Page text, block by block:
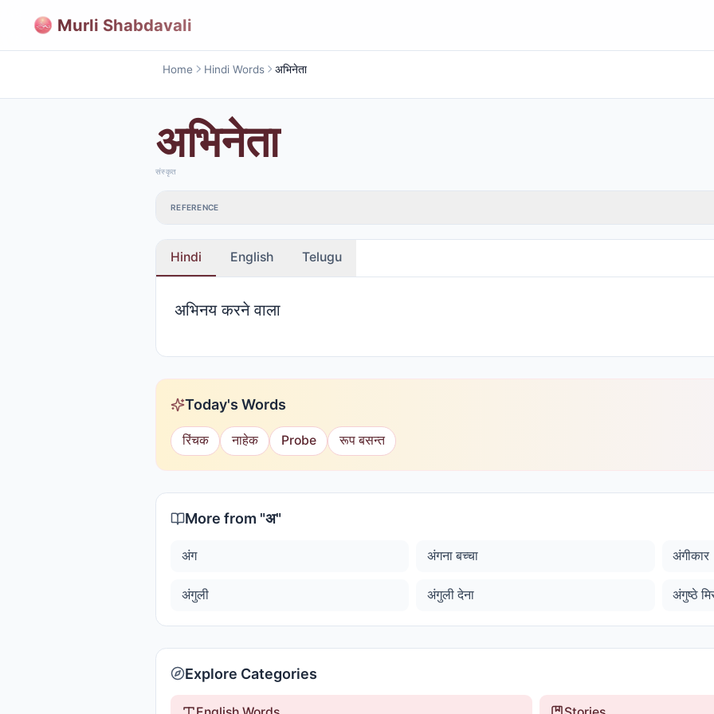
Murli Shabdavali
Home Hindi Words अभिनेता
अभिनेता
संस्कृत
REFERENCE
Hindi English Telugu
अभिनय करने वाला
Today's Words
रिंचक नाहेक Probe रूप बसन्त
More from "अ"
अंग अंगना बच्चा अंगीकार
अंगुली अंगुली देना अंगुष्ठे
Explore Categories